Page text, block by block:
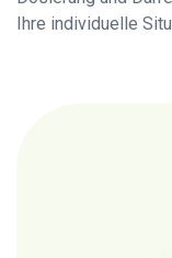
Ihre individuelle